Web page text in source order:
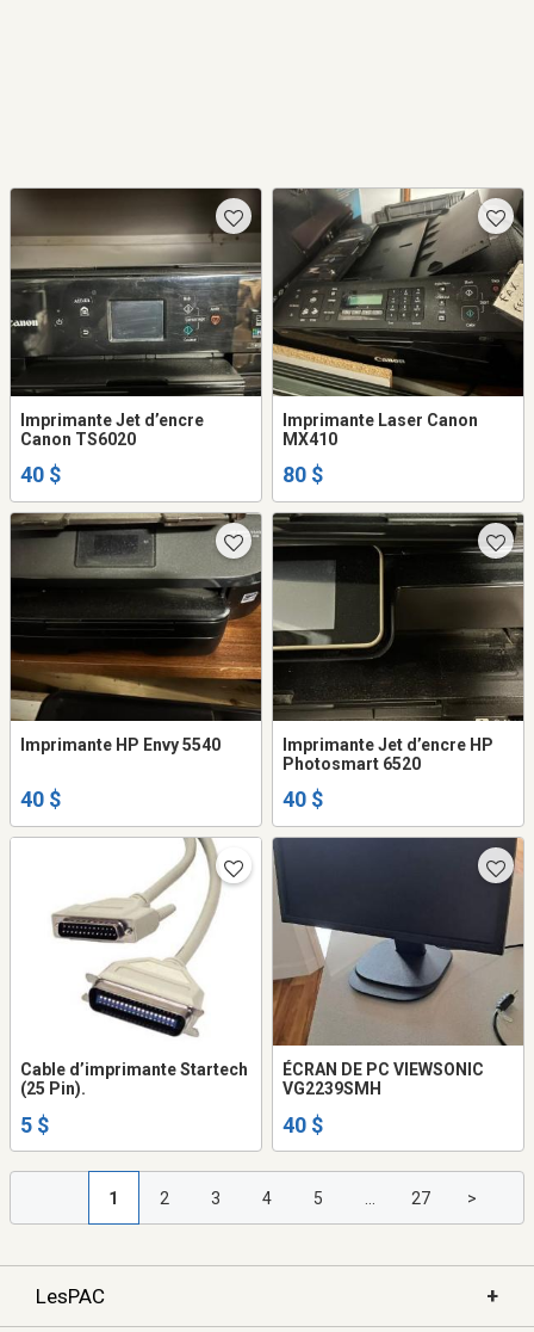
Imprimante Jet d’encre
Canon TS6020
40 $
Imprimante Laser Canon
MX410
80 $
Imprimante HP Envy 5540
40 $
Imprimante Jet d’encre HP
Photosmart 6520
40 $
Cable d’imprimante Startech
(25 Pin).
5 $
ÉCRAN DE PC VIEWSONIC
VG2239SMH
40 $
1 2 3 4 5 27 >
LesPAC +